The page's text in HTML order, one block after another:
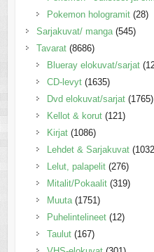
Pokemon hologramit (28)
Sarjakuvat/ manga (545)
Tavarat (8686)
Blueray elokuvat/sarjat
CD-levyt (1635)
Dvd elokuvat/sarjat (1765)
Kellot & korut (121)
Kirjat (1086)
Lehdet & Sarjakuvat
Lelut, palapelit (276)
Mitalit/Pokaalit (319)
Muuta (1751)
Puhelintelineet (12)
Taulut (167)